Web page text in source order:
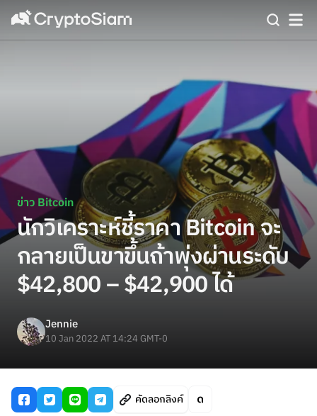
ข่าว Bitcoin
นักวิเคราะห์ชี้ราคา Bitcoin จะ
กลายเป็นขาขึ้นถ้าพุ่งผ่านระดับ
$42,800 – $42,900 ได้
Jennie
10 Jan 2022 AT 14:24 GMT-0
คัดลอกลิงค์